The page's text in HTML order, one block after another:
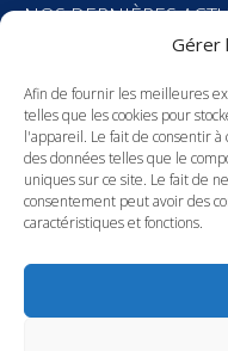
Gérer
Afin de fournir les meilleures
telles que les cookies pour
l'appareil. Le fait de consentir
des données telles que le
uniques sur ce site. Le fait de
consentement peut avoir des
caractéristiques et fonctions.
new
window
new
window
NOS DERNIÈRES
23 juin
social H/F
20 mai 2026
Anja
Liason